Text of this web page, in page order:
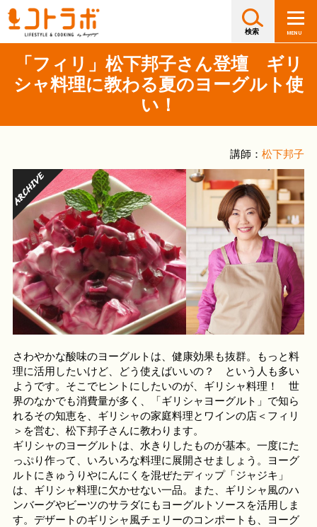
「フィリ」松下邦子さん登壇 ギリ
シャ料理に教わる夏のヨーグルト使
い！
講師：松下邦子
さわやかな酸味のヨーグルトは、健康効果も抜群。もっと料
理に活用したいけど、どう使えばいいの？ という人も多い
ようです。そこでヒントにしたいのが、ギリシャ料理！ 世
界のなかでも消費量が多く、「ギリシャヨーグルト」で知ら
れるその知恵を、ギリシャの家庭料理とワインの店＜フィリ
＞を営む、松下邦子さんに教わります。
ギリシャのヨーグルトは、水きりしたものが基本。一度にた
っぷり作って、いろいろな料理に展開させましょう。ヨーグ
ルトにきゅうりやにんにくを混ぜたディップ「ジャジキ」
は、ギリシャ料理に欠かせない一品。また、ギリシャ風のハ
ンバーグやビーツのサラダにもヨーグルトソースを活用しま
す。デザートのギリシャ風チェリーのコンポートも、ヨーグ